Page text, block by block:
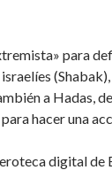
para
a Hadas,
hacer una
digital de